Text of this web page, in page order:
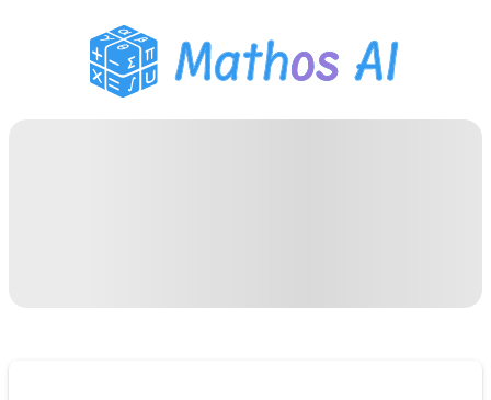
PDF Läxhjälp
Studieverktyg